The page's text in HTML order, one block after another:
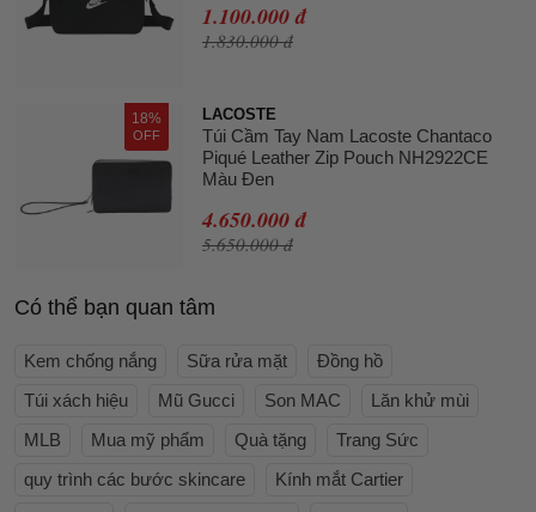
1.100.000 đ
1.830.000 đ
18%
OFF
LACOSTE
Túi Cầm Tay Nam Lacoste Chantaco
Piqué Leather Zip Pouch NH2922CE
Màu Đen
4.650.000 đ
5.650.000 đ
Có thể bạn quan tâm
Kem chống nắng Sữa rửa mặt
Đồng hồ
Túi xách hiệu
Mũ Gucci Son MAC
Lăn khử mùi
MLB
Mua mỹ phẩm Quà tặng
Trang Sức
quy trình các bước skincare
Kính mắt Cartier